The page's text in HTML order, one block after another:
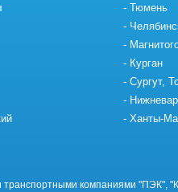
Тюмень
Курган
Сургут,
Ханты-
транспортными компаниями "ПЭК",